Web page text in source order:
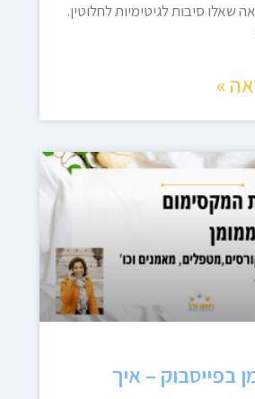
שאלו סיבות לגיטימיות לחלוטין.
»
בפייסבוק – איך